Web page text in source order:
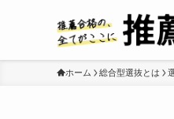
ホーム 総合型選抜とは